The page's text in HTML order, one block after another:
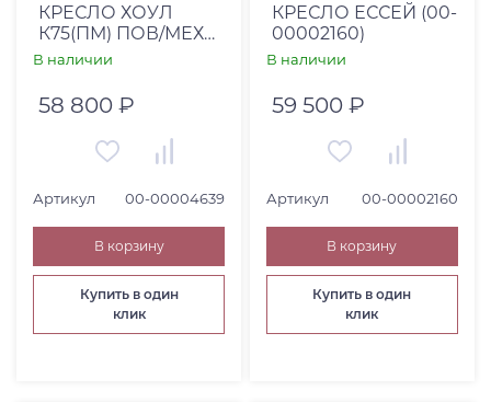
КРЕСЛО ХОУЛ
К75(ПМ) ПОВ/МЕХ
BARNI CREAM
В наличии
58 800 ₽
Артикул 00-00004639
В корзину
Купить в один
клик
КРЕСЛО ЕССЕЙ (00-
00002160)
В наличии
59 500 ₽
Артикул 00-00002160
В корзину
Купить в один
клик